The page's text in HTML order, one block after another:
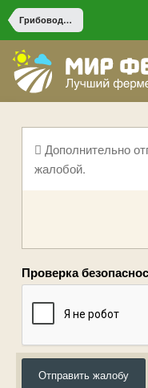
Грибоводство
Дополнительно
жалобой.
Проверка
Отправить жалобу